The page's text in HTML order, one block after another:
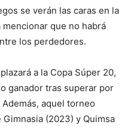
se verán las caras en la
que no habrá
los perdedores.
a la Copa Súper 20,
ganador tras superar por
aquel torneo
(2023) y Quimsa